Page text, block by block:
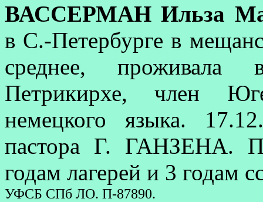
ВАССЕРМАН Ильза
в С.-Петербурге в
среднее, проживала
Петрикирхе, член
немецкого языка.
пастора Г. ГАНЗЕНА.
годам лагерей и 3 годам
УФСБ СПб ЛО. П-87890.